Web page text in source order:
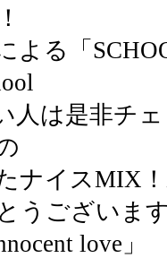
よる「
人は是非チ
ナイスMIX
うございま
love」